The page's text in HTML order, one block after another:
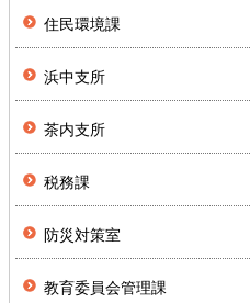
住民環境課
浜中支所
茶内支所
税務課
防災対策室
教育委員会管理課